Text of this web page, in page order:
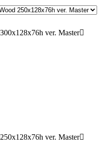
ver. Master
ver. Master